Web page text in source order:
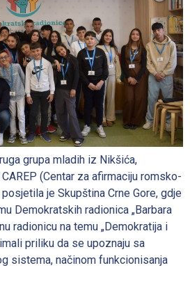
grupa mladih iz Nikšića,
(Centar za afirmaciju romsko-
je Skupština Crne Gore, gdje
Demokratskih radionica „Barbara
radionicu na temu „Demokratija i
priliku da se upoznaju sa
sistema, načinom funkcionisanja